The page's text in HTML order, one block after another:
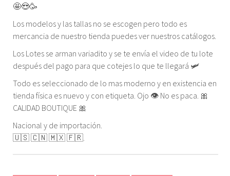
🤩😍🥳
Los modelos y las tallas no se escogen pero todo es
mercancia de nuestro tienda puedes ver nuestros catálogos.
Los Lotes se arman variadito y se te envía el video de tu lote
después del pago para que cotejes lo que te llegará 🛩
Todo es seleccionado de lo mas moderno y en existencia en
tienda física es nuevo y con etiqueta. Ojo 👁 No es paca. 🎀
CALIDAD BOUTIQUE 🎀
Nacional y de importación.
🇺🇸 🇨🇳 🇲🇽 🇫🇷.